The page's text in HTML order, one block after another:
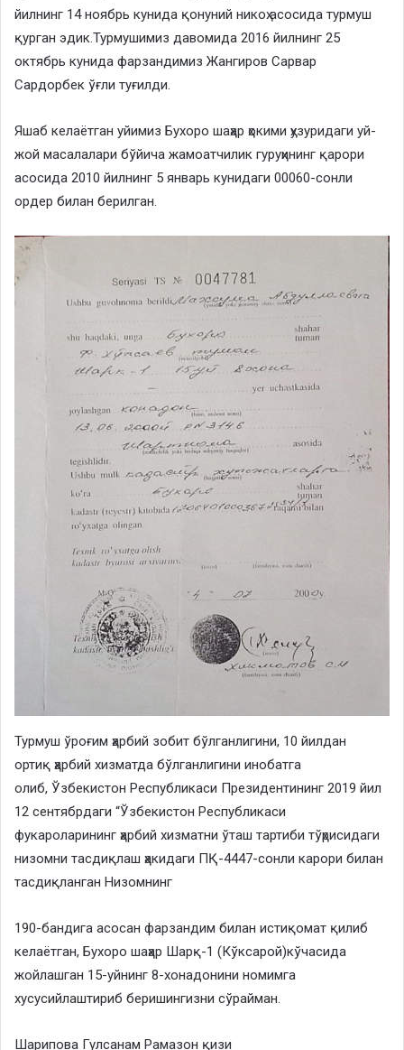
йилнинг 14 ноябрь кунида қонуний никоҳ асосида турмуш
қурган эдик.Турмушимиз давомида 2016 йилнинг 25
октябрь кунида фарзандимиз Жангиров Сарвар
Сардорбек ўғли туғилди.
Яшаб келаётган уйимиз Бухоро шаҳар ҳокими ҳузуридаги уй-
жой масалалари бўйича жамоатчилик гуруҳининг қарори
асосида 2010 йилнинг 5 январь кунидаги 00060-сонли
ордер билан берилган.
Турмуш ўроғим ҳарбий зобит бўлганлигини, 10 йилдан
ортиқ ҳарбий хизматда бўлганлигини инобатга
олиб, Ўзбекистон Республикаси Президентининг 2019 йил
12 сентябрдаги “Ўзбекистон Республикаси
фукароларининг ҳарбий хизматни ўташ тартиби тўҳрисидаги
низомни тасдиқлаш ҳакидаги ПҚ-4447-сонли карори билан
тасдиқланган Низомнинг
190-бандига асосан фарзандим билан истиқомат қилиб
келаётган, Бухоро шаҳар Шарқ-1 (Кўксарой)кўчасида
жойлашган 15-уйнинг 8-хонадонини номимга
хусусийлаштириб беришингизни сўрайман.
Шарипова Гулсанам Рамазон қизи